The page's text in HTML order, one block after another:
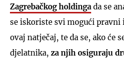
Zagrebačkog holdingada se
se iskoriste svi mogući pravni
ovaj natječaj, te da se, ako će
djelatnika, za njih osiguraju